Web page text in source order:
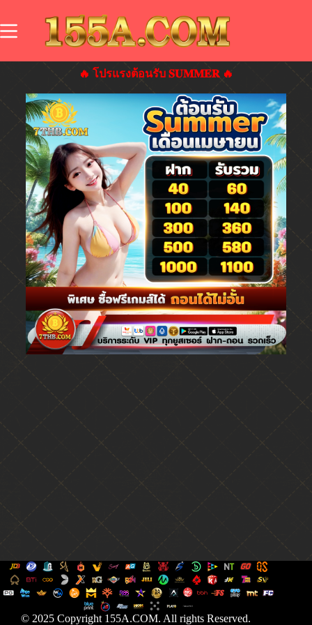
🔥 โปรแรงต้อนรับ 𝐒𝐔𝐌𝐌𝐄𝐑 🔥
© 2025 Copyright 155A.COM. All rights Reserved.